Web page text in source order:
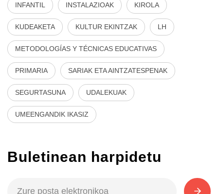
INFANTIL INSTALAZIOAK KIROLA
KUDEAKETA KULTUR EKINTZAK LH
METODOLOGÍAS Y TÉCNICAS EDUCATIVAS
PRIMARIA SARIAK ETA AINTZATESPENAK
SEGURTASUNA UDALEKUAK
UMEENGANDIK IKASIZ
Buletinean harpidetu